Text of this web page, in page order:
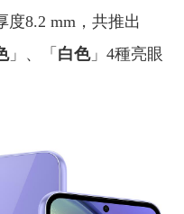
度8.2 mm，共推出
」、「 白色」4種亮眼